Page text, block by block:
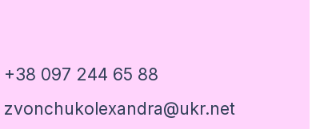
+38 097 244 65 88
zvonchukolexandra@ukr.net